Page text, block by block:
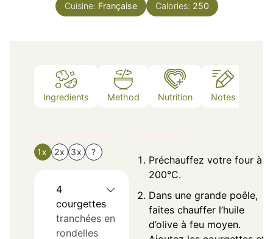
Cuisine: Française Calories: 250
Ingredients Method Nutrition Notes
1x 2x 3x ?
4
courgettes
tranchées en
rondelles
Préchauffez votre four à
200°C.
Dans une grande poêle,
faites chauffer l’huile
d’olive à feu moyen.